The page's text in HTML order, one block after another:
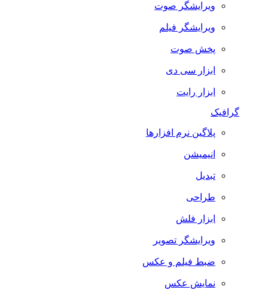
ویرایشگر صوت
ویرایشگر فیلم
پخش صوت
ابزار سی دی
ابزار رایت
گرافیک
پلاگین نرم افزارها
انیمیشن
تبدیل
طراحی
ابزار فلش
ویرایشگر تصویر
ضبط فيلم و عكس
نمایش عکس